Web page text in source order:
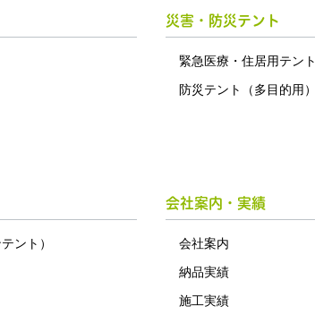
災害・防災テント
緊急医療・住居用テント
防災テント（多目的用）
ント）
会社案内・実績
会社案内
納品実績
施工実績